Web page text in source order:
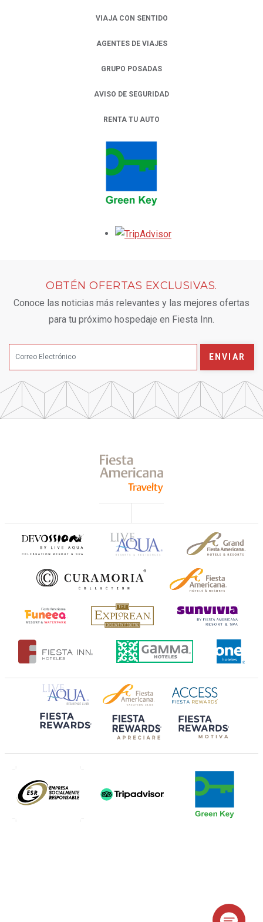
VIAJA CON SENTIDO
AGENTES DE VIAJES
GRUPO POSADAS
AVISO DE SEGURIDAD
RENTA TU AUTO
OPENS IN A NEW TAB.
OBTÉN OFERTAS EXCLUSIVAS.
Conoce las noticias más relevantes y las mejores ofertas
para tu próximo hospedaje en Fiesta Inn.
ENVIAR